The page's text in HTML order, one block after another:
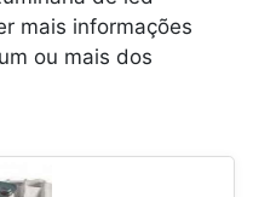
mais informações
ou mais dos